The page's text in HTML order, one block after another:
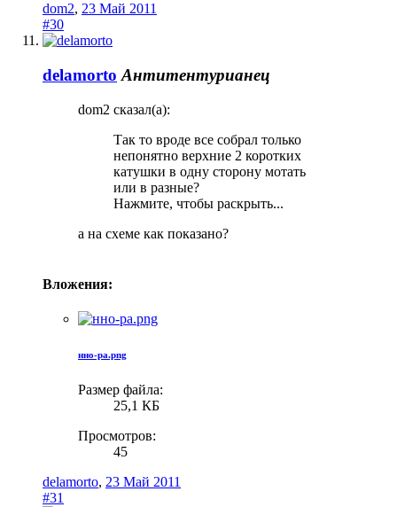
dom2, 23 Май 2011
#30
delamorto Антитентурианец
dom2 сказал(а):
Так то вроде все собрал только
непонятно верхние 2 коротких
катушки в одну сторону мотать
или в разные?
Нажмите, чтобы раскрыть...
а на схеме как показано?
Вложения:
нно-ра.png
Размер файла:
25,1 КБ
Просмотров:
45
delamorto, 23 Май 2011
#31